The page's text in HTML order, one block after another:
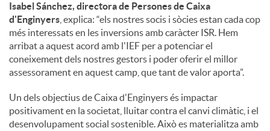
Isabel Sánchez, directora de Persones de Caixa
d'Enginyers , explica: “els nostres socis i sòcies estan cada cop
més interessats en les inversions amb caràcter ISR. Hem
arribat a aquest acord amb l'IEF per a potenciar el
coneixement dels nostres gestors i poder oferir el millor
assessorament en aquest camp, que tant de valor aporta”.
Un dels objectius de Caixa d'Enginyers és impactar
positivament en la societat, lluitar contra el canvi climàtic, i el
desenvolupament social sostenible. Això es materialitza amb